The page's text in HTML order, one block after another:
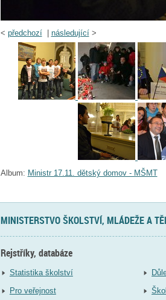
< předchozí| následující>
Album: Ministr 17.11. dětský domov - MŠMT
MINISTERSTVO ŠKOLSTVÍ, MLÁDEŽE A
Rejstříky, databáze
Statistika školství
Pro veřejnost